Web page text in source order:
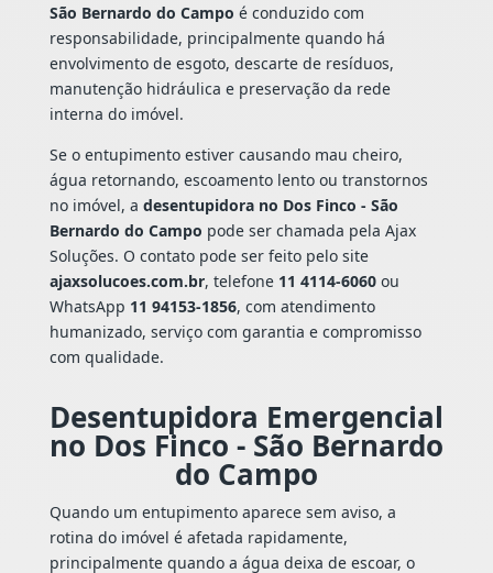
São Bernardo do Campo é conduzido com
responsabilidade, principalmente quando há
envolvimento de esgoto, descarte de resíduos,
manutenção hidráulica e preservação da rede
interna do imóvel.
Se o entupimento estiver causando mau cheiro,
água retornando, escoamento lento ou transtornos
no imóvel, a desentupidora no Dos Finco - São
Bernardo do Campo pode ser chamada pela Ajax
Soluções. O contato pode ser feito pelo site
ajaxsolucoes.com.br, telefone 11 4114-6060ou
WhatsApp 11 94153-1856, com atendimento
humanizado, serviço com garantia e compromisso
com qualidade.
Desentupidora Emergencial
no Dos Finco - São Bernardo
do Campo
Quando um entupimento aparece sem aviso, a
rotina do imóvel é afetada rapidamente,
principalmente quando a água deixa de escoar, o